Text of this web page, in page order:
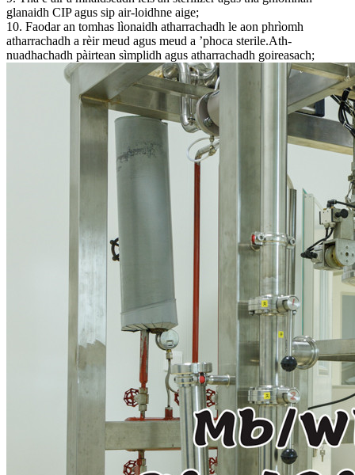
glanaidh CIP agus sip air-loidhne aige;
10. Faodar an tomhas lìonaidh atharrachadh le aon phrìomh
atharrachadh a rèir meud agus meud a ’phoca sterile.Ath-
nuadhachadh pàirtean sìmplidh agus atharrachadh goireasach;